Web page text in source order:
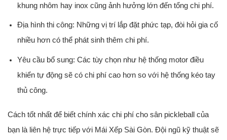
khung nhôm hay inox cũng ảnh hưởng lớn đến tổng chi phí.
Địa hình thi công: Những vị trí lắp đặt phức tạp, đòi hỏi gia cố
nhiều hơn có thể phát sinh thêm chi phí.
Yêu cầu bổ sung: Các tùy chọn như hệ thống motor điều
khiển tự động sẽ có chi phí cao hơn so với hệ thống kéo tay
thủ công.
Cách tốt nhất để biết chính xác chi phí cho sân pickleball của
bạn là liên hệ trực tiếp với Mái Xếp Sài Gòn. Đội ngũ kỹ thuật sẽ